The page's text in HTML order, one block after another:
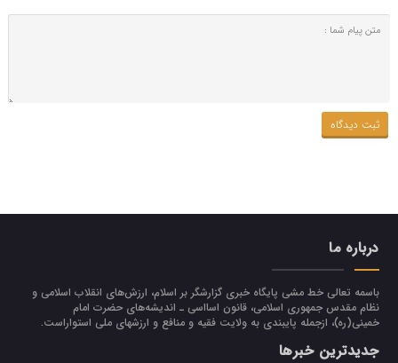
درباره ما
باسمه تعالی خط مشی پایگاه خبری گزارشگر بر اسلام، ارزش‌هاي انقلاب اسلامي و
نظام مقدس جمهوري اسلامي، قانون اسااسی ـ انديشه‌هاي حضرت امام
خميني(ره)، ازجمله پایبندی به ولايت فقيه و منافع و ارزشهاي ملي استواراست.
جدیدترین خبرها